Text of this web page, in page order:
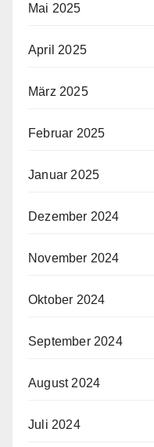
Mai 2025
April 2025
März 2025
Februar 2025
Januar 2025
Dezember 2024
November 2024
Oktober 2024
September 2024
August 2024
Juli 2024